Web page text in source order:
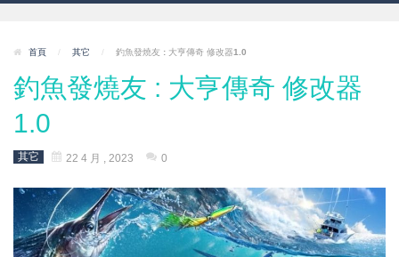
首頁 / 其它 / 釣魚發燒友 : 大亨傳奇 修改器1.0
釣魚發燒友 : 大亨傳奇 修改器
1.0
其它 22 4 月 , 2023 0